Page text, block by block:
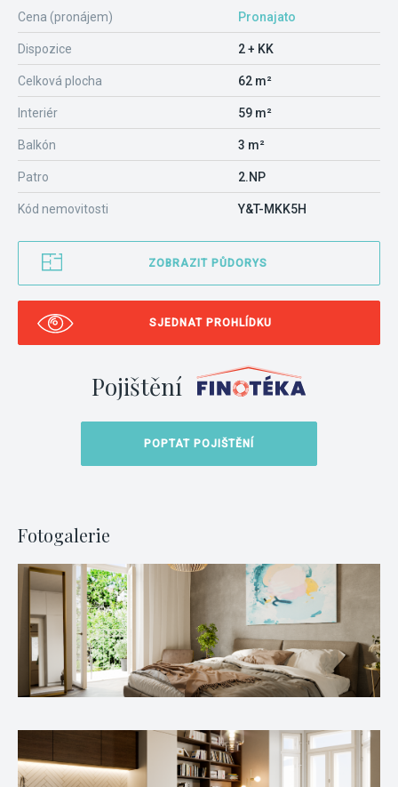
Cena (pronájem) Pronajato
Dispozice 2 + KK
Celková plocha 62 m²
Interiér 59 m²
Balkón 3 m²
Patro 2.NP
Kód nemovitosti Y&T-MKK5H
ZOBRAZIT PŮDORYS
SJEDNAT PROHLÍDKU
Pojištění
POPTAT POJIŠTĚNÍ
Fotogalerie